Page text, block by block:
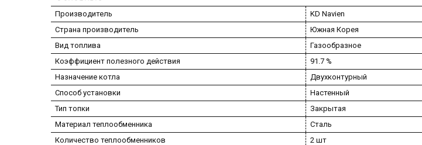
Производитель
KD Navien
Страна производитель
Южная Корея
Вид топлива
Газообразное
Коэффициент полезного действия
91.7 %
Назначение котла
Двухконтурный
Способ установки
Настенный
Тип топки
Закрытая
Материал теплообменника
Сталь
Количество теплообменников
2 шт